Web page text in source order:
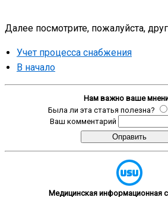
Далее посмотрите, пожалуйста,
Учет процесса снабжения
В начало
Нам важно ваше
Была ли эта статья полезна?
Ваш комментарий
Медицинская информационная